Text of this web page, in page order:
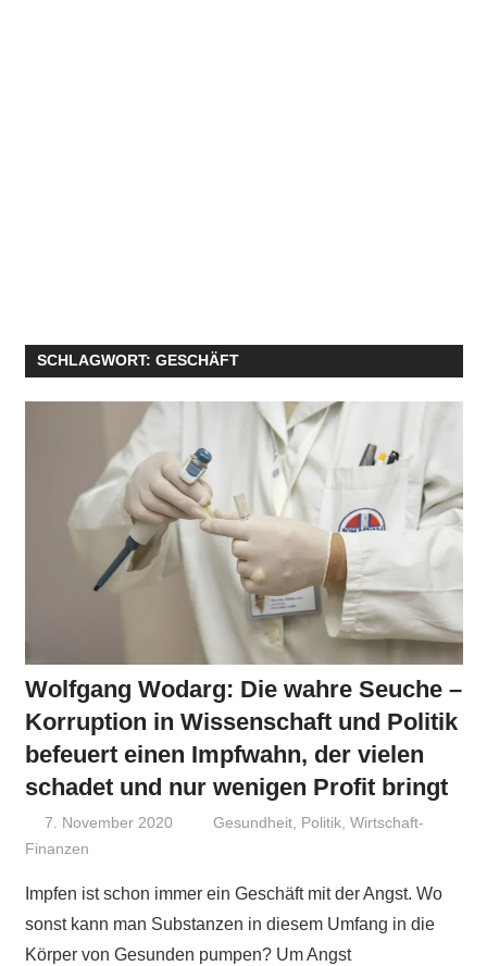
SCHLAGWORT: GESCHÄFT
Wolfgang Wodarg: Die wahre Seuche –
Korruption in Wissenschaft und Politik
befeuert einen Impfwahn, der vielen
schadet und nur wenigen Profit bringt
7. November 2020 Niki Vogt
Gesundheit, Politik,Wirtschaft-
Finanzen
Impfen ist schon immer ein Geschäft mit der Angst. Wo
sonst kann man Substanzen in diesem Umfang in die
Körper von Gesunden pumpen? Um Angst